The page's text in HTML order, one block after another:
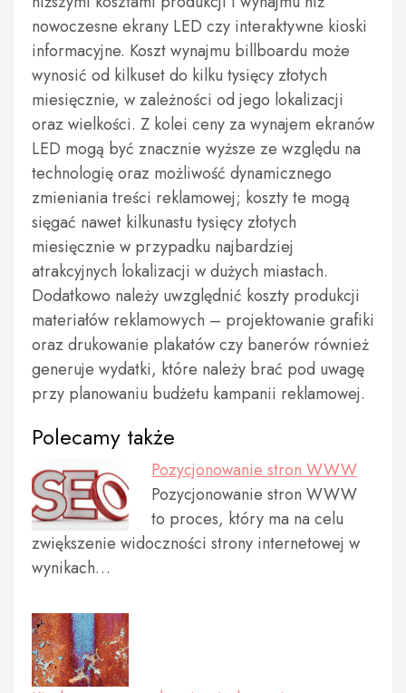
nowoczesne ekrany LED czy interaktywne kioski
informacyjne. Koszt wynajmu billboardu może
wynosić od kilkuset do kilku tysięcy złotych
miesięcznie, w zależności od jego lokalizacji
oraz wielkości. Z kolei ceny za wynajem ekranów
LED mogą być znacznie wyższe ze względu na
technologię oraz możliwość dynamicznego
zmieniania treści reklamowej; koszty te mogą
sięgać nawet kilkunastu tysięcy złotych
miesięcznie w przypadku najbardziej
atrakcyjnych lokalizacji w dużych miastach.
Dodatkowo należy uwzględnić koszty produkcji
materiałów reklamowych – projektowanie grafiki
oraz drukowanie plakatów czy banerów również
generuje wydatki, które należy brać pod uwagę
przy planowaniu budżetu kampanii reklamowej.
Polecamy także
Pozycjonowanie stron WWW
Pozycjonowanie stron WWW
to proces, który ma na celu
zwiększenie widoczności strony internetowej w
wynikach…